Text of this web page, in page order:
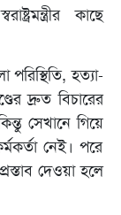
কাছে
হত্যা-
দ্রুত বিচারের
সেখানে গিয়ে
নেই। পরে
দেওয়া হলে